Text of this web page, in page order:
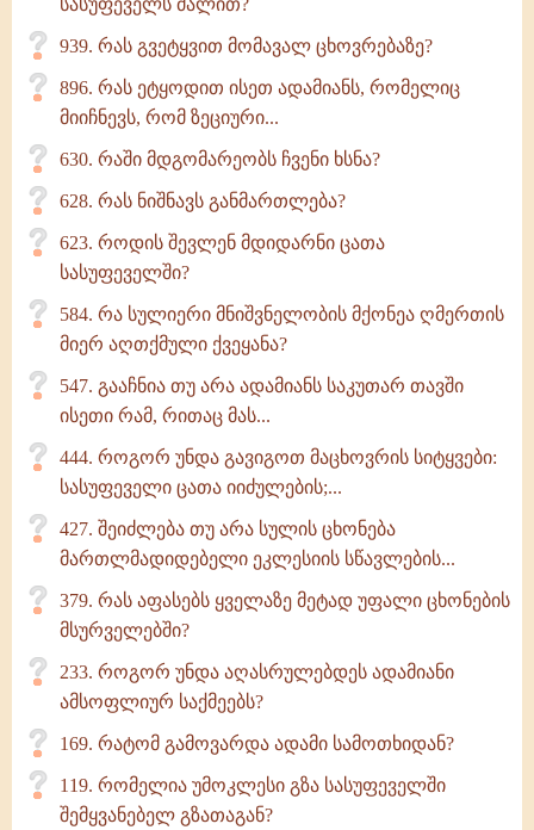
სასუფეველს ძალით?
939. რას გვეტყვით მომავალ ცხოვრებაზე?
896. რას ეტყოდით ისეთ ადამიანს, რომელიც
მიიჩნევს, რომ ზეციური...
630. რაში მდგომარეობს ჩვენი ხსნა?
628. რას ნიშნავს განმართლება?
623. როდის შევლენ მდიდარნი ცათა
სასუფეველში?
584. რა სულიერი მნიშვნელობის მქონეა ღმერთის
მიერ აღთქმული ქვეყანა?
547. გააჩნია თუ არა ადამიანს საკუთარ თავში
ისეთი რამ, რითაც მას...
444. როგორ უნდა გავიგოთ მაცხოვრის სიტყვები:
სასუფეველი ცათა იიძულების;...
427. შეიძლება თუ არა სულის ცხონება
მართლმადიდებელი ეკლესიის სწავლების...
379. რას აფასებს ყველაზე მეტად უფალი ცხონების
მსურველებში?
233. როგორ უნდა აღასრულებდეს ადამიანი
ამსოფლიურ საქმეებს?
169. რატომ გამოვარდა ადამი სამოთხიდან?
119. რომელია უმოკლესი გზა სასუფეველში
შემყვანებელ გზათაგან?